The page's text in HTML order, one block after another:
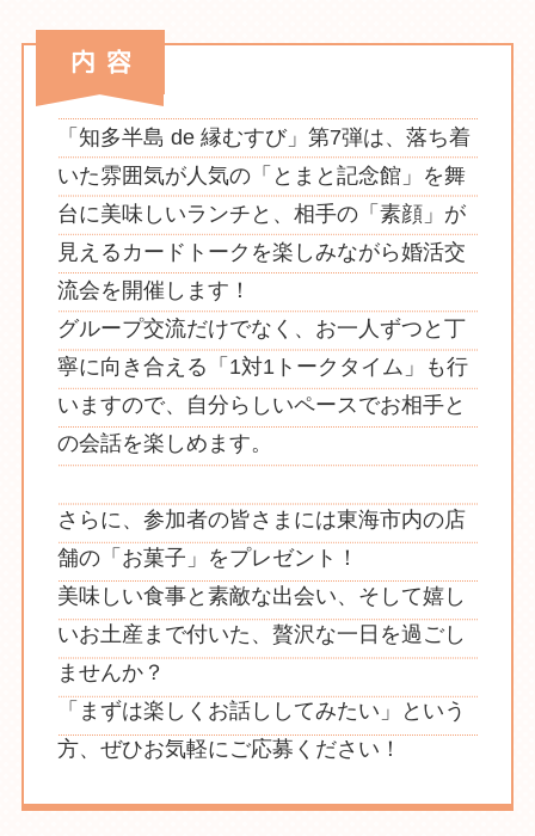
内 容
「知多半島 de 縁むすび」第7弾は、落ち着
いた雰囲気が人気の「とまと記念館」を舞
台に美味しいランチと、相手の「素顔」が
見えるカードトークを楽しみながら婚活交
流会を開催します！
グループ交流だけでなく、お一人ずつと丁
寧に向き合える「1対1トークタイム」も行
いますので、自分らしいペースでお相手と
の会話を楽しめます。
さらに、参加者の皆さまには東海市内の店
舗の「お菓子」をプレゼント！
美味しい食事と素敵な出会い、そして嬉し
いお土産まで付いた、贅沢な一日を過ごし
ませんか？
「まずは楽しくお話ししてみたい」という
方、ぜひお気軽にご応募ください！